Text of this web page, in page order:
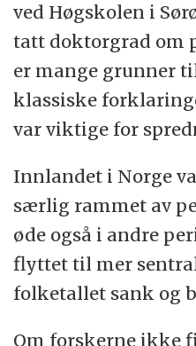
ved Høgskolen i
tatt doktorgrad om
er mange grunner
klassiske
var viktige for
Innlandet i Norge
særlig rammet av
øde også i andre
flyttet til mer
folketallet sank og
Om forskerne ikke